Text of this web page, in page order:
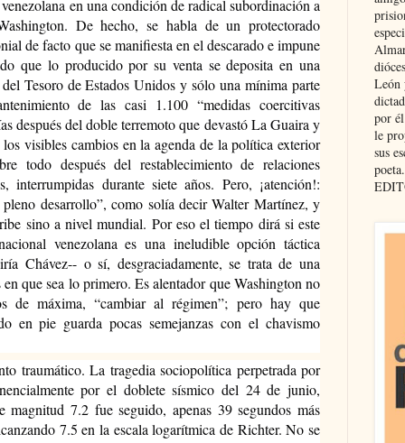
en una condición de radical subordinación a
De hecho, se habla de un protectorado
de facto que se manifiesta en el descarado e impune
que lo producido por su venta se deposita en una
Tesoro de Estados Unidos y sólo una mínima parte
de las casi 1.100 “medidas coercitivas
después del doble terremoto que devastó La Guaira y
visibles cambios en la agenda de la política exterior
todo después del restablecimiento de relaciones
interrumpidas durante siete años. Pero, ¡atención!:
pleno desarrollo”, como solía decir Walter Martínez, y
sino a nivel mundial. Por eso el tiempo dirá si este
venezolana es una ineludible opción táctica
Chávez-- o sí, desgraciadamente, se trata de una
que sea lo primero. Es alentador que Washington no
de máxima, “cambiar al régimen”; pero hay que
en pie guarda pocas semejanzas con el chavismo
traumático. La tragedia sociopolítica perpetrada por
por el doblete sísmico del 24 de junio,
magnitud 7.2 fue seguido, apenas 39 segundos más
7.5 en la escala logarítmica de Richter. No se
León
por
le
sus